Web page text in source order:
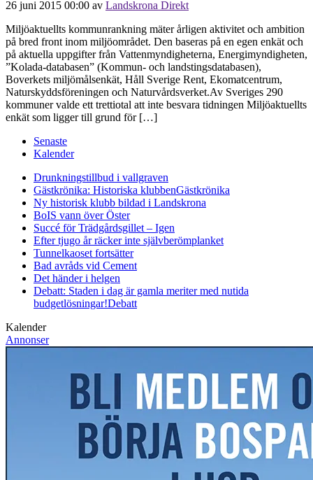
26 juni 2015 00:00 av Landskrona Direkt
Miljöaktuellts kommunrankning mäter årligen aktivitet och ambition
på bred front inom miljöområdet. Den baseras på en egen enkät och
på aktuella uppgifter från Vattenmyndigheterna, Energimyndigheten,
”Kolada-databasen” (Kommun- och landstingsdatabasen),
Boverkets miljömålsenkät, Håll Sverige Rent, Ekomatcentrum,
Naturskyddsföreningen och Naturvårdsverket.Av Sveriges 290
kommuner valde ett trettiotal att inte besvara tidningen Miljöaktuellts
enkät som ligger till grund för […]
Senaste
Kalender
Drunkningstillbud i vallgraven
Gästkrönika: Historiska klubbenGästkrönika
Ny historisk klubb bildad i Landskrona
BoIS vann över Öster
Succé för Trädgårdsgillet – Igen
Efter tjugo år räcker inte självberömplanket
Tunnelkaoset fortsätter
Bad avråds vid Cement
Det händer i helgen
Debatt: Staden i dag är gamla meriter med nutida
budgetlösningar!Debatt
Kalender
Annonser